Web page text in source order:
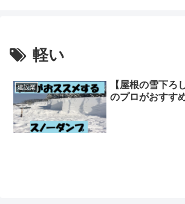
軽い
建設業
【屋根の雪下ろ
のプロがおすす